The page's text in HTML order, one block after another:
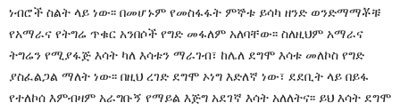
ነብሮች ስልት ላይ ነው፡፡ በመሆኑም የመስፋፋት ምኞቱ ይሳካ ዘንድ ወንድማማቾቹ
የአማራና የትግሬ ጥቁር አንበሶች የግድ መፋለም አለባቸው፡፡ ስለዚህም አማራና
ትግሬን የሚያፋጅ እሳት ካለ እሳቱን ማራገብ፣ ከሌለ ደግሞ እሳቱ መለኮስ የግድ
ያስፈልጋል ማለት ነው፡፡ በዚህ ረገድ ደግሞ ኦነግ እድለኛ ነው፣ ደደቢት ላይ በይፋ
የተለኮሰ እምብዛም አራግቡኝ የማይል እጅግ አደገኛ እሳት አለለትና፡፡ ይህ እሳት ደግሞ